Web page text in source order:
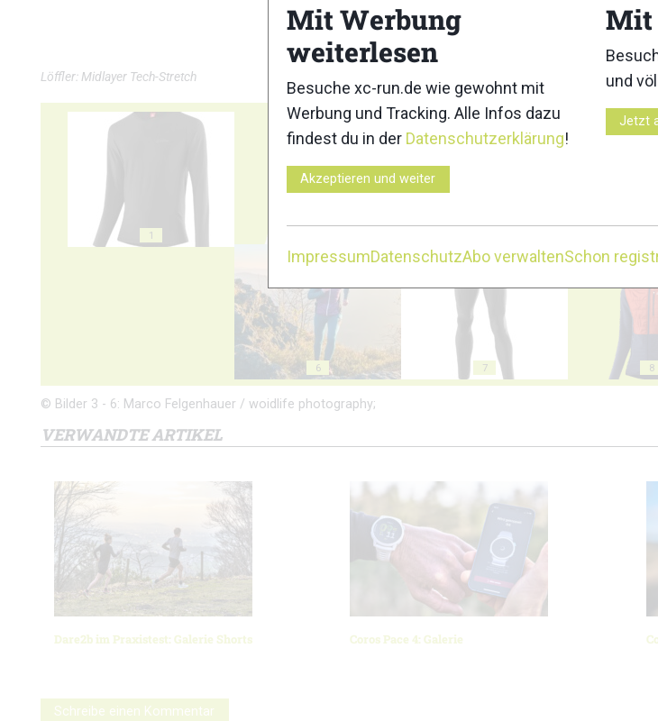
Löffler: Midlayer Tech-Stretch
1
6 7 8
© Bilder 3 - 6: Marco Felgenhauer / woidlife photography;
VERWANDTE ARTIKEL
Dare2b im Praxistest: Galerie Shorts Coros Pace 4: Galerie
Schreibe einen Kommentar
Mit Werbung
weiterlesen
Besuche xc-run.de wie gewohnt mit
Werbung und Tracking. Alle Infos dazu
findest du in der Datenschutzerklärung!
Akzeptieren und weiter
Mit
und
Jetzt
ImpressumDatenschutzAbo verwaltenSchon